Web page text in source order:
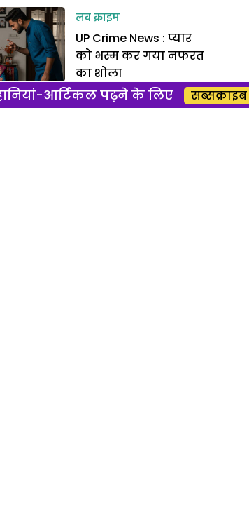
लव क्राइम
UP Crime News : प्यार
को भस्म कर गया नफरत
का शोला
आर्टिकल पढ़ने के लिए